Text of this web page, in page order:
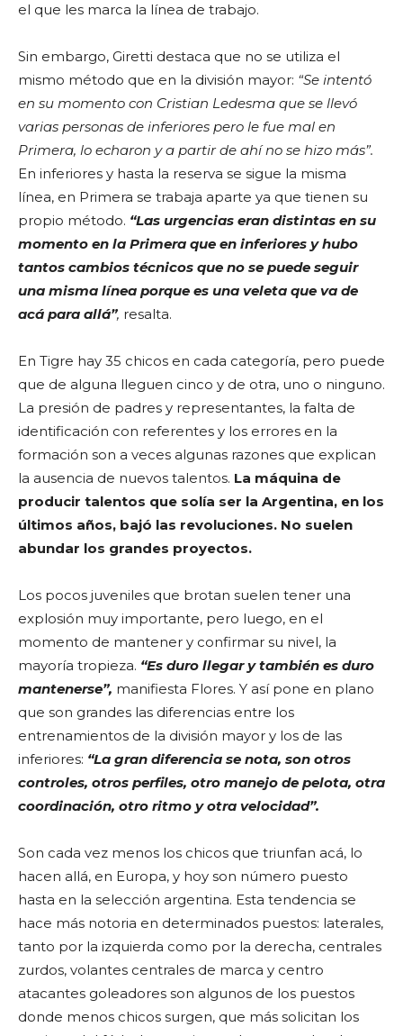
el que les marca la línea de trabajo.
Sin embargo, Giretti destaca que no se utiliza el
mismo método que en la división mayor: “Se intentó
en su momento con Cristian Ledesma que se llevó
varias personas de inferiores pero le fue mal en
Primera, lo echaron y a partir de ahí no se hizo más”.
En inferiores y hasta la reserva se sigue la misma
línea, en Primera se trabaja aparte ya que tienen su
propio método. “Las urgencias eran distintas en su
momento en la Primera que en inferiores y hubo
tantos cambios técnicos que no se puede seguir
una misma línea porque es una veleta que va de
acá para allá”, resalta.
En Tigre hay 35 chicos en cada categoría, pero puede
que de alguna lleguen cinco y de otra, uno o ninguno.
La presión de padres y representantes, la falta de
identificación con referentes y los errores en la
formación son a veces algunas razones que explican
la ausencia de nuevos talentos. La máquina de
producir talentos que solía ser la Argentina, en los
últimos años, bajó las revoluciones. No suelen
abundar los grandes proyectos.
Los pocos juveniles que brotan suelen tener una
explosión muy importante, pero luego, en el
momento de mantener y confirmar su nivel, la
mayoría tropieza. “Es duro llegar y también es duro
mantenerse”, manifiesta Flores. Y así pone en plano
que son grandes las diferencias entre los
entrenamientos de la división mayor y los de las
inferiores: “La gran diferencia se nota, son otros
controles, otros perfiles, otro manejo de pelota, otra
coordinación, otro ritmo y otra velocidad”.
Son cada vez menos los chicos que triunfan acá, lo
hacen allá, en Europa, y hoy son número puesto
hasta en la selección argentina. Esta tendencia se
hace más notoria en determinados puestos: laterales,
tanto por la izquierda como por la derecha, centrales
zurdos, volantes centrales de marca y centro
atacantes goleadores son algunos de los puestos
donde menos chicos surgen, que más solicitan los